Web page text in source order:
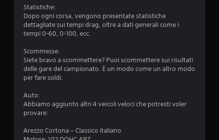
Statistiche:
Dopo ogni corsa, vengono presentate statistiche
dettagliate sui tempi drag, oltre a dati generali come i
tempi 0-60, 0-100, ecc.
Scommesse:
Siete bravo a scommettere? Puoi scommettere sui risultati
delle gare del campionato. È un modo come un altro modo
per fare soldi.
Auto:
Abbiamo aggiunto altri 4 veicoli veloci che potresti voler
provare:
Arezzo Cortona – Classico italiano